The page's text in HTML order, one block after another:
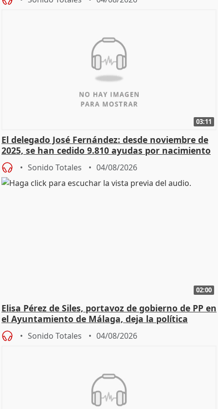
03:11
El delegado José Fernández: desde noviembre de
2025, se han cedido 9.810 ayudas por nacimiento
Sonido Totales 04/08/2026
02:00
Elisa Pérez de Siles, portavoz de gobierno de PP en
el Ayuntamiento de Málaga, deja la política
Sonido Totales 04/08/2026